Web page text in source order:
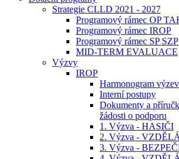
Strategie CLLD 2021 - 2027
Programový rámec OP
Programový rámec IROP
Programový rámec SP SZP
MID-TERM EVALUACE
Výzvy
IROP
Harmonogram
Interní postupy
Dokumenty a
žádosti o podporu
1. Výzva - HASIČI
2. Výzva -
3. Výzva -